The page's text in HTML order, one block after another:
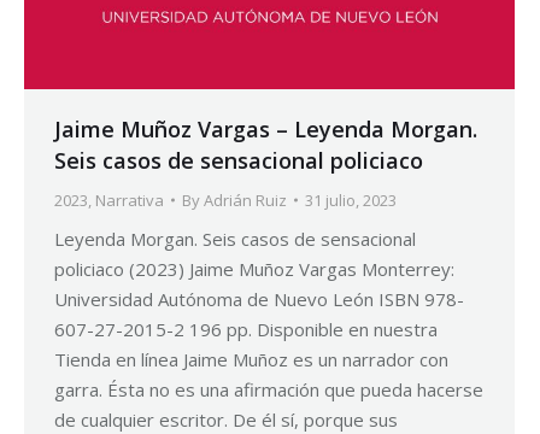
Jaime Muñoz Vargas – Leyenda Morgan.
Seis casos de sensacional policiaco
2023, Narrativa ByAdrián Ruiz 31 julio, 2023
Leyenda Morgan. Seis casos de sensacional
policiaco (2023) Jaime Muñoz Vargas Monterrey:
Universidad Autónoma de Nuevo León ISBN 978-
607-27-2015-2 196 pp. Disponible en nuestra
Tienda en línea Jaime Muñoz es un narrador con
garra. Ésta no es una afirmación que pueda hacerse
de cualquier escritor. De él sí, porque sus